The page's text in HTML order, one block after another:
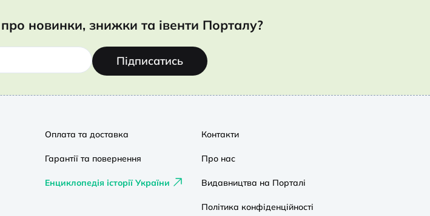
новинки, знижки та івенти Порталу?
Підписатись
Оплата та доставка
Гарантії та повернення
Енциклопедія історії України
Контакти
Про нас
Видавництва на Порталі
Політика конфіденційності